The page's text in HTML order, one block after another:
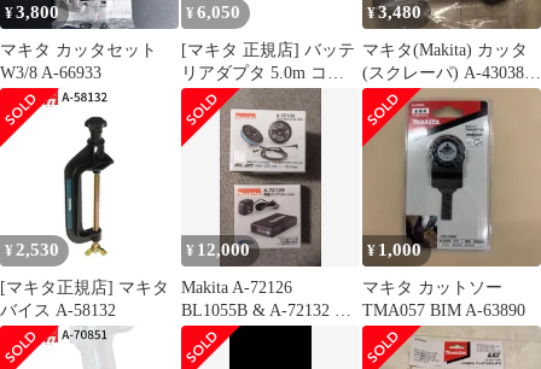
¥3,800
マキタ カッタセット
W3/8 A-66933
¥ 6,050
[マキタ 正規店] バッテ
リアダプタ 5.0m コネ
クタ式 A-77403 makita
純正 パーツ 部品 正規
品 おすすめ 便利
¥3,480
マキタ(Makita) カッタ
(スクレーパ) A-43038 5
個セット
¥ 2,530
[マキタ正規店] マキタ
バイス A-58132
¥ 12,000
Makita A-72126
BL1055B & A-72132 セ
ット
¥ 1,000
マキタ カットソー
TMA057 BIM A-63890